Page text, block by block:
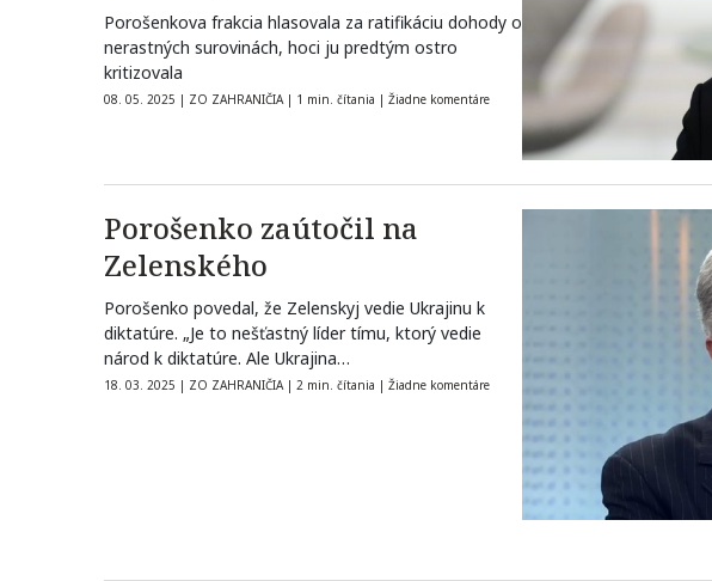
Porošenkova frakcia hlasovala za ratifikáciu dohody o
nerastných surovinách, hoci ju predtým ostro
kritizovala
08. 05. 2025 | ZO ZAHRANIČIA | 1 min. čítania | Žiadne komentáre
Porošenko zaútočil na
Zelenského
Porošenko povedal, že Zelenskyj vedie Ukrajinu k
diktatúre. „Je to nešťastný líder tímu, ktorý vedie
národ k diktatúre. Ale Ukrajina…
18. 03. 2025 | ZO ZAHRANIČIA | 2 min. čítania | Žiadne komentáre